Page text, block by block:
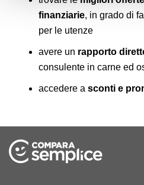
Lun-Ven 9:00-18:30
Affida Massafra
Corso Regina Margherita
392 6860811
Lun-Ven 9:30-12:30; 17:00-
finanziarie, in grado di
per le utenze
avere un rapporto
consulente in carne ed
accedere a sconti e